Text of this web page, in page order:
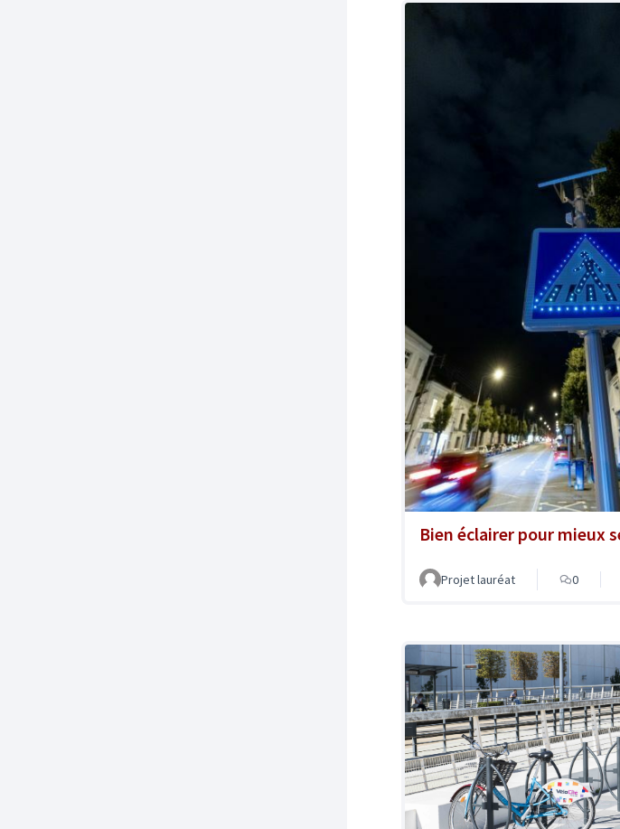
Bien éclairer pour mieux
Projet lauréat 0